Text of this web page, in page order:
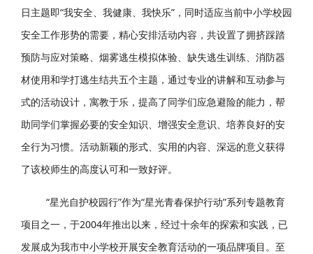
日主题即“我安全、我健康、我快乐”，同时适应当前中小学校园
安全工作形势的需要，精心安排活动内容，共设置了拥挤踩踏
预防与应对策略、烟雾逃生模拟体验、缺失逃生训练、消防器
材使用和学打逃生结共五个主题，通过专业的讲解和互动参与
式的活动设计，寓教于乐，提高了同学们应急避险的能力，帮
助同学们掌握必要的安全知识、增强安全意识、培养良好的安
全行为习惯。活动新颖的形式、实用的内容、深远的意义获得
了该校师生的高度认可和一致好评。
“星光自护校园行”作为“星光青春保护行动”系列专题教育
项目之一，于2004年推出以来，经过十余年的探索和实践，已
发展成为我市中小学校开展安全教育活动的一项品牌项目。至